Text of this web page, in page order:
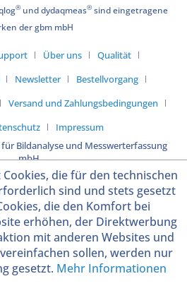
®und dydaqmeas®sind eingetragene
der gbm mbH
Über uns
Qualität
Newsletter
Bestellvorgang
Versand und Zahlungsbedingungen
Impressum
Bildanalyse und Messwerterfassung
mbH
die für den technischen
sind und stets gesetzt
die den Komfort bei
erhöhen, der Direktwerbung
mit anderen Websites und
sollen, werden nur
gesetzt. Mehr Informationen